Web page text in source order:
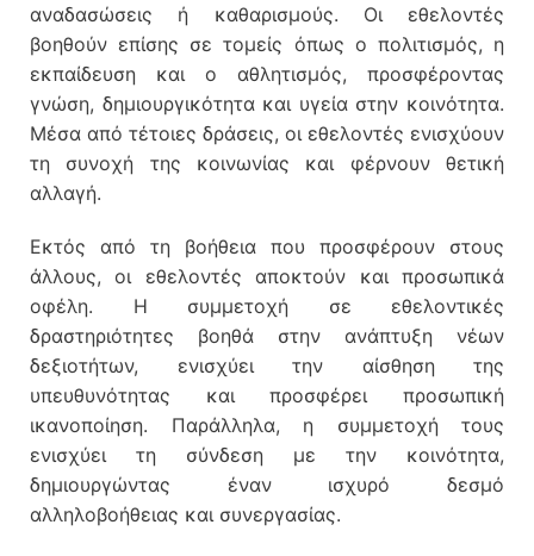
αναδασώσεις ή καθαρισμούς. Οι εθελοντές
βοηθούν επίσης σε τομείς όπως ο πολιτισμός, η
εκπαίδευση και ο αθλητισμός, προσφέροντας
γνώση, δημιουργικότητα και υγεία στην κοινότητα.
Μέσα από τέτοιες δράσεις, οι εθελοντές ενισχύουν
τη συνοχή της κοινωνίας και φέρνουν θετική
αλλαγή.
Εκτός από τη βοήθεια που προσφέρουν στους
άλλους, οι εθελοντές αποκτούν και προσωπικά
οφέλη. Η συμμετοχή σε εθελοντικές
δραστηριότητες βοηθά στην ανάπτυξη νέων
δεξιοτήτων, ενισχύει την αίσθηση της
υπευθυνότητας και προσφέρει προσωπική
ικανοποίηση. Παράλληλα, η συμμετοχή τους
ενισχύει τη σύνδεση με την κοινότητα,
δημιουργώντας έναν ισχυρό δεσμό
αλληλοβοήθειας και συνεργασίας.